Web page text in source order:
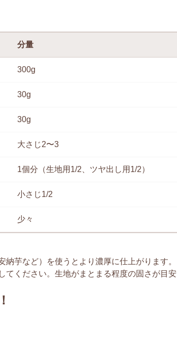
分量
300g
30g
30g
大さじ2〜3
1個分（生地用1/2、ツヤ出し用1/2）
小さじ1/2
少々
芋など）を使うとより濃厚に仕上がります。
ください。生地がまとまる程度の固さが目安